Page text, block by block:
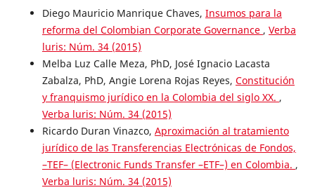
Diego Mauricio Manrique Chaves, Insumos para la
reforma del Colombian Corporate Governance , Verba
luris: Núm. 34 (2015)
Melba Luz Calle Meza, PhD, José Ignacio Lacasta
Zabalza, PhD, Angie Lorena Rojas Reyes, Constitución
y franquismo jurídico en la Colombia del siglo XX. ,
Verba luris: Núm. 34 (2015)
Ricardo Duran Vinazco, Aproximación al tratamiento
jurídico de las Transferencias Electrónicas de Fondos,
–TEF– (Electronic Funds Transfer –ETF–) en Colombia. ,
Verba luris: Núm. 34 (2015)